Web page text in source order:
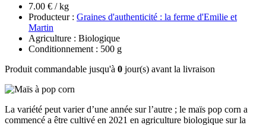
7.00 € / kg
Producteur : Graines d'authenticité : la ferme d'Emilie et
Martin
Agriculture : Biologique
Conditionnement : 500 g
Produit commandable jusqu'à 0 jour(s) avant la livraison
La variété peut varier d’une année sur l’autre ; le maïs pop corn a
commencé a être cultivé en 2021 en agriculture biologique sur la